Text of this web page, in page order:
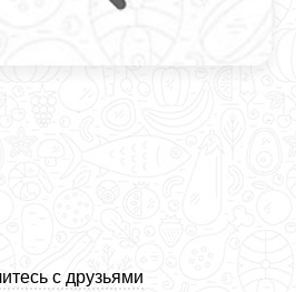
с друзьями